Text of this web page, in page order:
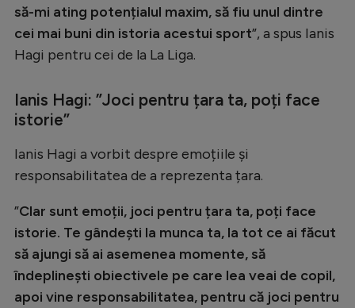
JO 2024
Intră în cont
Creează cont
să-mi ating potențialul maxim, să fiu unul dintre
cei mai buni din istoria acestui sport”, a spus Ianis
Hagi pentru cei de la La Liga.
Ianis Hagi: ”Joci pentru țara ta, poți face
istorie”
Ianis Hagi a vorbit despre emoțiile și
responsabilitatea de a reprezenta țara.
”Clar sunt emoții, joci pentru țara ta, poți face
istorie. Te gândești la munca ta, la tot ce ai făcut
să ajungi să ai asemenea momente, să
îndeplinești obiectivele pe care lea veai de copil,
apoi vine responsabilitatea, pentru că joci pentru